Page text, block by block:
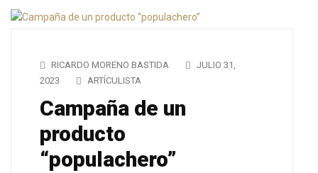
RICARDO MORENO BASTIDA
JULIO 31,
2023
ARTÍCULISTA
Campaña de un
producto
“populachero”